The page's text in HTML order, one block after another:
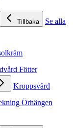
Tillbaka
Se alla
Fötter
Kroppsvård
Örhängen